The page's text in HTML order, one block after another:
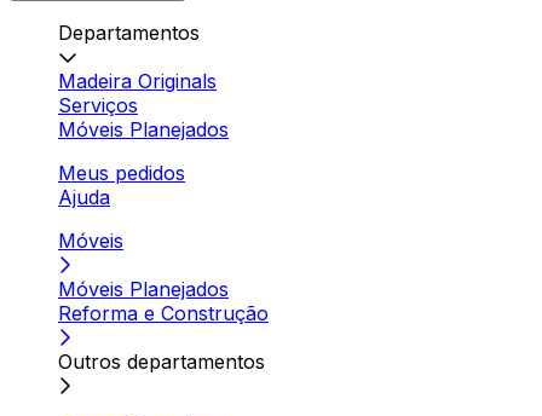
Departamentos
Madeira Originals
Serviços
Móveis Planejados
Meus pedidos
Ajuda
Móveis
Móveis Planejados
Reforma e Construção
Outros departamentos